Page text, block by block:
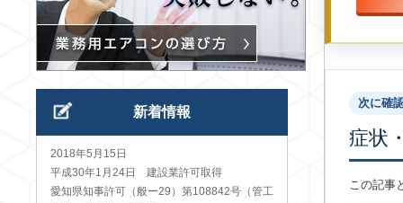
次に確
症状
この記事
新着情報
2018年5月15日
平成30年1月24日 建設業許可取得
愛知県知事許可（般ー29）第108842号（管工